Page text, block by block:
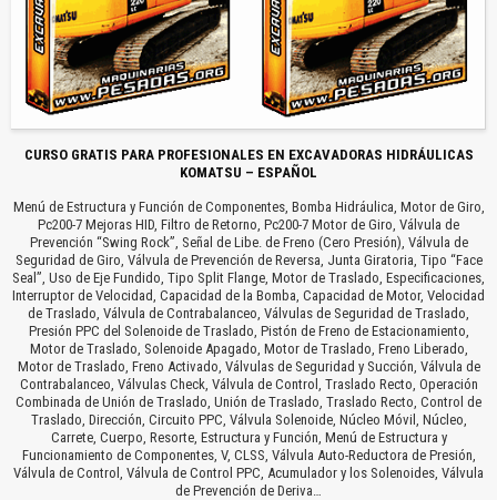
CURSO GRATIS PARA PROFESIONALES EN EXCAVADORAS HIDRÁULICAS
KOMATSU – ESPAÑOL
Menú de Estructura y Función de Componentes, Bomba Hidráulica, Motor de Giro,
Pc200-7 Mejoras HID, Filtro de Retorno, Pc200-7 Motor de Giro, Válvula de
Prevención “Swing Rock”, Señal de Libe. de Freno (Cero Presión), Válvula de
Seguridad de Giro, Válvula de Prevención de Reversa, Junta Giratoria, Tipo “Face
Seal”, Uso de Eje Fundido, Tipo Split Flange, Motor de Traslado, Especificaciones,
Interruptor de Velocidad, Capacidad de la Bomba, Capacidad de Motor, Velocidad
de Traslado, Válvula de Contrabalanceo, Válvulas de Seguridad de Traslado,
Presión PPC del Solenoide de Traslado, Pistón de Freno de Estacionamiento,
Motor de Traslado, Solenoide Apagado, Motor de Traslado, Freno Liberado,
Motor de Traslado, Freno Activado, Válvulas de Seguridad y Succión, Válvula de
Contrabalanceo, Válvulas Check, Válvula de Control, Traslado Recto, Operación
Combinada de Unión de Traslado, Unión de Traslado, Traslado Recto, Control de
Traslado, Dirección, Circuito PPC, Válvula Solenoide, Núcleo Móvil, Núcleo,
Carrete, Cuerpo, Resorte, Estructura y Función, Menú de Estructura y
Funcionamiento de Componentes, V, CLSS, Válvula Auto-Reductora de Presión,
Válvula de Control, Válvula de Control PPC, Acumulador y los Solenoides, Válvula
de Prevención de Deriva…